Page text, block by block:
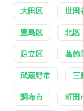
大田区 世田
豊島区 北区
足立区 葛飾
武蔵野市 三
調布市 町田